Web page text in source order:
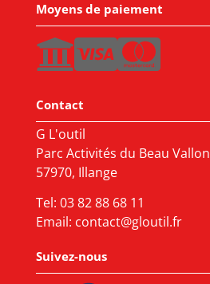
Moyens de paiement
Contact
G L'outil
Parc Activités du Beau Vallon
57970, Illange
Tel: 03 82 88 68 11
Email: contact@gloutil.fr
Suivez-nous